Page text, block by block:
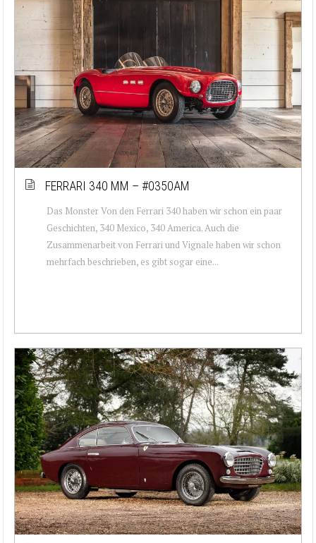
FERRARI 340 MM – #0350AM
Das Monster Von den Ferrari 340 haben wir schon ein paar
Geschichten, 340 Mexico, 340 America. Auch die
Zusammenarbeit von Ferrari und Vignale haben wir schon
mehrfach beschrieben, es gibt sogar eine...